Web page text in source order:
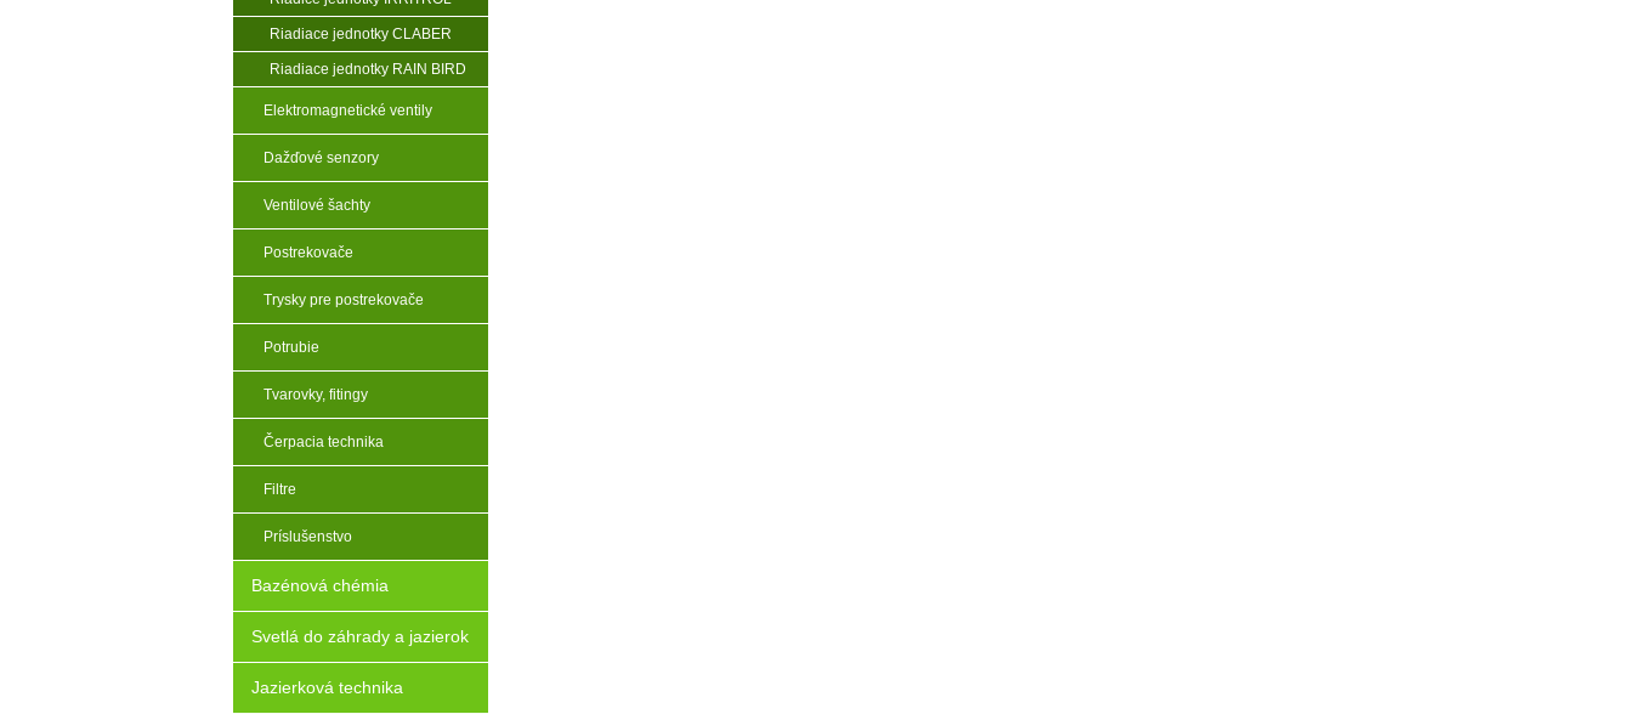
Riadiace jednotky CLABER
Riadiace jednotky RAIN BIRD
Elektromagnetické ventily
Dažďové senzory
Ventilové šachty
Postrekovače
Trysky pre postrekovače
Potrubie
Tvarovky, fitingy
Čerpacia technika
Filtre
Príslušenstvo
Bazénová chémia
Svetlá do záhrady a jazierok
Jazierková technika